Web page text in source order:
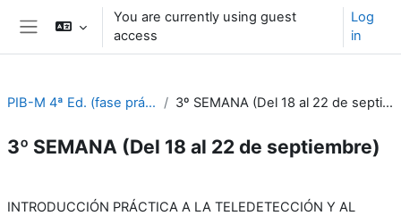
Skip to main content
You are currently using guest
access
Log
in
PIB-M 4ª Ed. (fase práctica) 3º SEMANA (Del 18 al 22 de septiembre)
3º SEMANA (Del 18 al 22 de septiembre)
Section outline
INTRODUCCIÓN PRÁCTICA A LA TELEDETECCIÓN Y AL